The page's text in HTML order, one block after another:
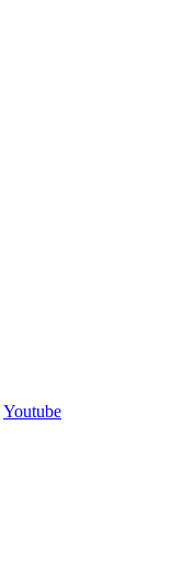
Youtube